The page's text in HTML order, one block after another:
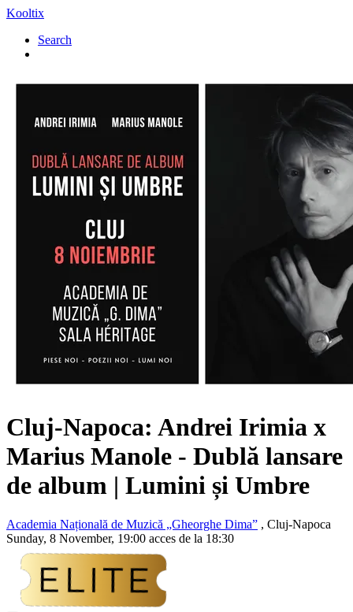
Kooltix
Search
Cluj-Napoca: Andrei Irimia x
Marius Manole - Dublă lansare
de album | Lumini și Umbre
Academia Națională de Muzică „Gheorghe Dima” , Cluj-Napoca
Sunday, 8 November, 19:00 acces de la 18:30